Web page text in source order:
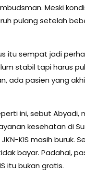
Meski
pulang setelah
itu sempat jadi
stabil tapi harus
ada pasien yang
ini, sebut Abyadi,
kesehatan di
KIS masih buruk.
bayar. Padahal,
itu bukan gratis.